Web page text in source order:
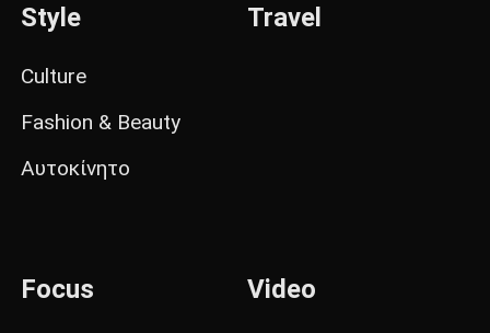
Style
Culture
Fashion & Beauty
Αυτοκίνητο
Travel
Focus Video